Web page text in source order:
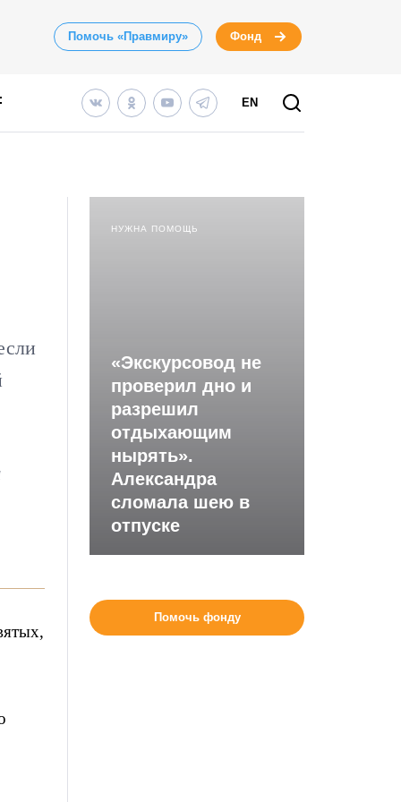
Помочь «Правмиру» Фонд
EN
НУЖНА ПОМОЩЬ
«Экскурсовод не
проверил дно и
разрешил
отдыхающим
нырять».
Александра
сломала шею в
отпуске
Помочь фонду